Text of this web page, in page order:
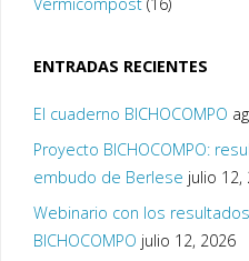
ENTRADAS RECIENTES
El cuaderno BICHOCOMPO
Proyecto BICHOCOMPO:
embudo de Berlese julio 12,
Webinario con los
BICHOCOMPO julio 12, 2026